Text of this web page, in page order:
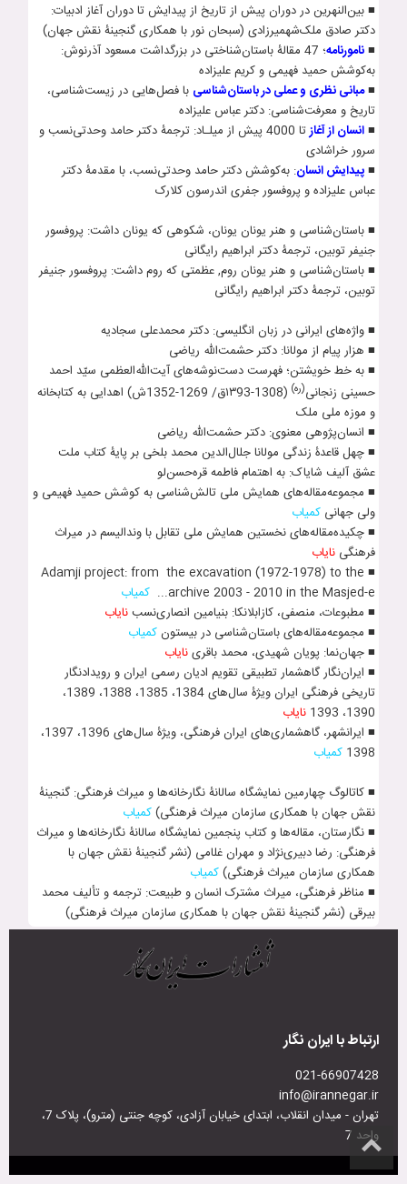
■ بين‌النهرين در دوران پيش از تاريخ از پيدايش تا دوران آغاز ادبيات:
دکتر صادق ملک‌شهميرزادی (سبحان نور با همکاری گنجینۀ نقش جهان)
■نامورنامه
؛ 47 مقالۀ باستان‌شناختی در بزرگداشت مسعود آذرنوش:
به‌کوشش حميد فهيمی و کريم عليزاده
■مبانی نظری و عملی در باستان‌شناسیبا فصل‌هايی در زيست‌شناسی،
تاريخ و معرفت‌شناسی: دکتر عباس عليزاده
■انسان از آغاز
تا 4000 پیش از میلـاد: ترجمۀ دکتر حامد وحدتی‌نسب و
سرور خراشادی
■پيدايش انسان: به‌کوشش دکتر حامد وحدتی‌نسب، با مقدمۀ دکتر
عباس عليزاده و پروفسور جفری اندرسون کلارک
■ باستان­‌شناسی و هنر یونان یونان، شکوهی که یونان داشت: پروفسور
جنیفر توبین، ترجمۀ دکتر ابراهیم رایگانی
■ باستان­‌شناسی و هنر یونان روم, عظمتی که روم داشت: پروفسور جنیفر
توبین، ترجمۀ دکتر ابراهیم رایگانی
■ واژه‌های ایرانی در زبان انگلیسی: دکتر محمدعلی سجادیه
■ هزار پیام از مول‍انا: دکتر حشمت­‌الله ریاضی
■ به خط خویشتن؛ فهرست دست‌نوشه‌های آیت‌الله‌العظمی سیّد احمد
حسینی زنجانی(ره)
(1308-١٣93ق/ 1269-1352ش) اهدایی به کتابخانه
و موزه ملی ملک
■ انسان­‌پژوهی معنوی: دکتر حشمت­‌الله ریاضی
■ چهل قاعدۀ زندگی مول‍انا جل‍ال‌الدین محمد بلخی بر پایۀ کتاب ملت
عشق آلیف شایاک: به اهتمام فاطمه قره‌حسن‌لو
■ مجموعه‌مقاله‌های همایش ملی تالش‌شناسی به کوشش حمید فهیمی و
ولی جهانی کمیاب
■ چکیده‌مقاله‌های نخستین همایش ملی تقابل با وندالیسم در میراث
فرهنگی نایاب
■ Adamji project: from the excavation (1972-1978) to the
archive 2003 - 2010 in the Masjed-e...
کمیاب
■ مطبوعات، منصفی، کازابلانکا: بنیامین انصاری­‌نسبنایاب
■ مجموعه‌مقاله‌های باستان­‌شناسی در بیستونکمیاب
■ جهان­‌نما: پویان شهیدی، محمد باقرینایاب
■ ایران­‌نگار گاهشمار تطبیقی تقویم ادیان رسمی ایران و رویدادنگار
تاریخی فرهنگی ایران ویژۀ سال‌های 1384، 1385، 1388، 1389،
1390، 1393
نایاب
■ ایرانشهر، گاهشماری‌های ایران فرهنگی، ویژۀ سال‌های 1396، 1397،
1398 کمیاب
■ کاتالوگ چهارمین نمایشگاه سال‍انۀ نگارخانه‌ها و میراث فرهنگی: گنجینۀ
نقش جهان با همکاری سازمان میراث فرهنگی)کمیاب
■ نگارستان، مقاله‌ها و کتاب پنجمین نمایشگاه سال‍انۀ نگارخانه‌ها و میراث
فرهنگی: رضا دبیری­‌نژاد و مهران غل‍امی (نشر گنجینۀ نقش جهان با
همکاری سازمان میراث فرهنگی)کمیاب
■ مناظر فرهنگی، میراث مشترک انسان و طبیعت: ترجمه و تألیف محمد
بیرقی (نشر گنجینۀ نقش جهان با همکاری سازمان میراث فرهنگی)
ارتباط با ایران نگار
021-66907428
info@irannegar.ir
تهران - میدان انقلاب، ابتدای خیابان آزادی، کوچه جنتی (مترو)، پلاک 7،
واحد 7